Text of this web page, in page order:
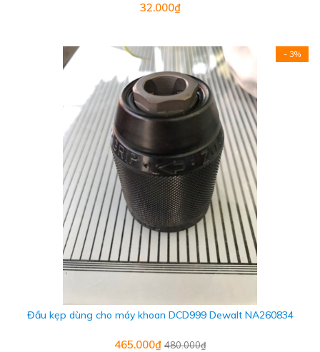
32.000₫
- 3%
Đầu kẹp dùng cho máy khoan DCD999 Dewalt NA260834
465.000₫480.000₫